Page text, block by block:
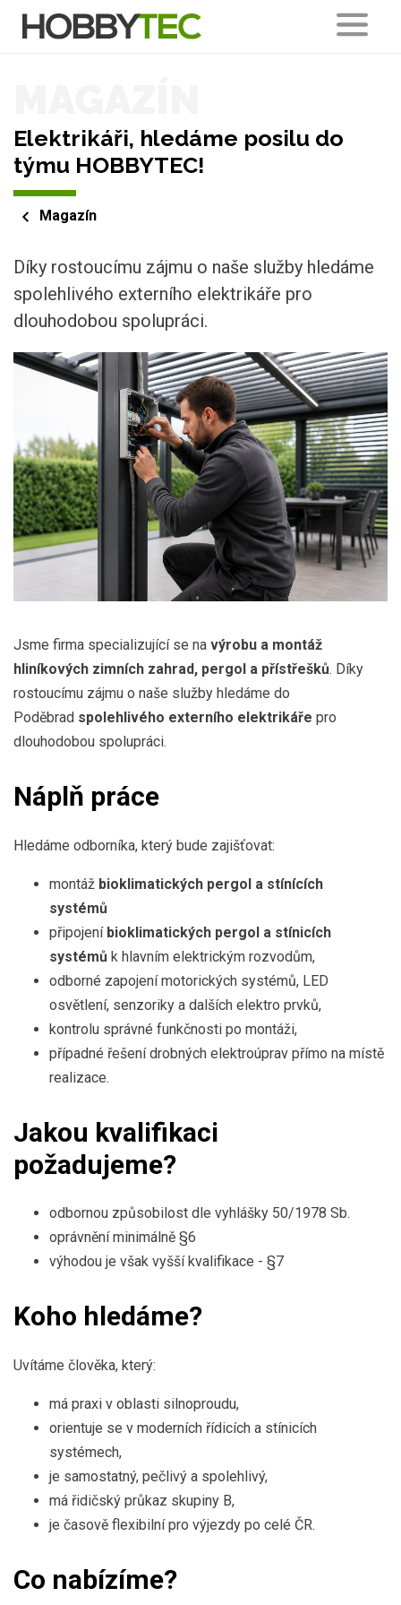
Elektrikáři, hledáme posilu do
týmu HOBBYTEC!
Magazín
Díky rostoucímu zájmu o naše služby hledáme
spolehlivého externího elektrikáře pro
dlouhodobou spolupráci.
Jsme firma specializující se na výrobu a montáž
hliníkových zimních zahrad, pergol a přístřešků. Díky
rostoucímu zájmu o naše služby hledáme do
Poděbrad spolehlivého externího elektrikáře pro
dlouhodobou spolupráci.
Náplň práce
Hledáme odborníka, který bude zajišťovat:
montáž bioklimatických pergol a stínících
systémů
připojení bioklimatických pergol a stínicích
systémů k hlavním elektrickým rozvodům,
odborné zapojení motorických systémů, LED
osvětlení, senzoriky a dalších elektro prvků,
kontrolu správné funkčnosti po montáži,
případné řešení drobných elektroúprav přímo na místě
realizace.
Jakou kvalifikaci
požadujeme?
odbornou způsobilost dle vyhlášky 50/1978 Sb.
oprávnění minimálně §6
výhodou je však vyšší kvalifikace - §7
Koho hledáme?
Uvítáme člověka, který:
má praxi v oblasti silnoproudu,
orientuje se v moderních řídicích a stínicích
systémech,
je samostatný, pečlivý a spolehlivý,
má řidičský průkaz skupiny B,
je časově flexibilní pro výjezdy po celé ČR.
Co nabízíme?